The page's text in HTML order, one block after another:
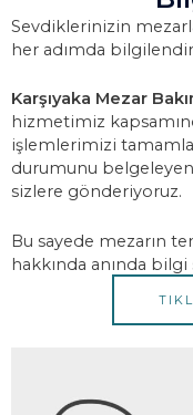
Sevdiklerinizin
her adımda
Karşıyaka Mezar
hizmetimiz
işlemlerimizi
durumunu
sizlere gönderiyoruz.
Bu sayede mezarın
hakkında anında